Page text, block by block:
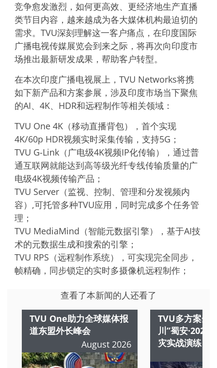
竞争愈发激烈，如何更高效、更经济地生产直播
类节目内容，越来越成为各大媒体机构最迫切的
需求。TVU深刻理解这一客户痛点，在印度国际
广播电视传媒展览会到来之际，将再次向印度市
场推出最新研发成果，帮助客户转型。
在本次印度广播电视展上，TVU Networks将携
如下新产品和方案参展，涉及印度市场当下聚焦
的AI、4K、HDR和远程制作等相关领域：
TVU One 4K（移动直播背包），首个实现
4K/60p HDR视频实时采集传输，支持5G；
TVU G-Link（广电级4K视频IP化传输），通过普
通互联网就能达到高等级光纤专线传输质量的广
电级4K视频传输产品；
TVU Server（监视、控制、管理和分发视频内
容）,可托管多种TVU应用，同时完成多个任务管
理；
TVU MediaMind（智能元数据引擎），基于AI技
术的元数据生成和搜索的引擎；
TVU RPS（远程制作系统），可实现完全同步，
帧精确，同步锁定的实时多摄像机远程制作；
查看了本新闻的人还看了
TVU One助力全球媒体报
道东盟外长峰会
August 2026
TVU多方案全
川”蜀安
灾实战演练